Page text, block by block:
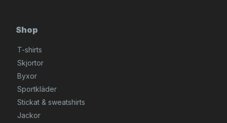
Shop
T-shirts
Skjortor
Byxor
Sportkläder
Stickat & sweatshirts
Jackor